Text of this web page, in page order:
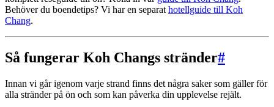
Behöver du boendetips? Vi har en separat hotellguide till Koh
Chang.
Så fungerar Koh Changs stränder#
Innan vi går igenom varje strand finns det några saker som gäller för
alla stränder på ön och som kan påverka din upplevelse rejält.